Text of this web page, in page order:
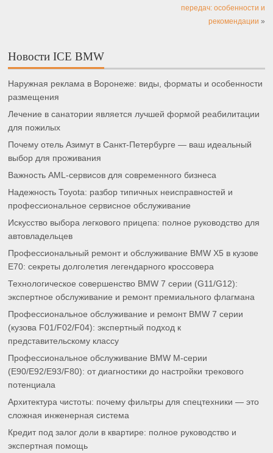
передач: особенности и
рекомендации »
Новости ICE BMW
Наружная реклама в Воронеже: виды, форматы и особенности
размещения
Лечение в санатории является лучшей формой реабилитации
для пожилых
Почему отель Азимут в Санкт-Петербурге — ваш идеальный
выбор для проживания
Важность AML-сервисов для современного бизнеса
Надежность Toyota: разбор типичных неисправностей и
профессиональное сервисное обслуживание
Искусство выбора легкового прицепа: полное руководство для
автовладельцев
Профессиональный ремонт и обслуживание BMW X5 в кузове
E70: секреты долголетия легендарного кроссовера
Технологическое совершенство BMW 7 серии (G11/G12):
экспертное обслуживание и ремонт премиального флагмана
Профессиональное обслуживание и ремонт BMW 7 серии
(кузова F01/F02/F04): экспертный подход к
представительскому классу
Профессиональное обслуживание BMW M-серии
(E90/E92/E93/F80): от диагностики до настройки трекового
потенциала
Архитектура чистоты: почему фильтры для спецтехники — это
сложная инженерная система
Кредит под залог доли в квартире: полное руководство и
экспертная помощь